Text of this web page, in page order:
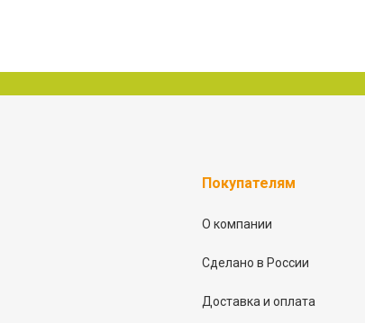
Покупателям
О компании
Сделано в России
Доставка и оплата